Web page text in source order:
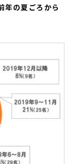
の夏ごろから